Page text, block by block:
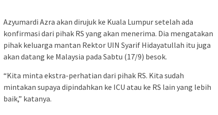
Azyumardi Azra akan dirujuk ke Kuala Lumpur setelah ada
konfirmasi dari pihak RS yang akan menerima. Dia mengatakan
pihak keluarga mantan Rektor UIN Syarif Hidayatullah itu juga
akan datang ke Malaysia pada Sabtu (17/9) besok.
“Kita minta ekstra-perhatian dari pihak RS. Kita sudah
mintakan supaya dipindahkan ke ICU atau ke RS lain yang lebih
baik,” katanya.